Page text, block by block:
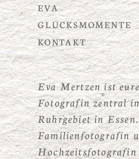
EVA
GLÜCKSMOMENTE
KONTAKT
Eva Mertzen ist
Fotografin zentral
Ruhrgebiet in
Familienfotografin
Hochzeitsfotografin